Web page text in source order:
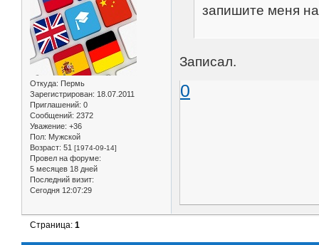
Откуда: Пермь
Зарегистрирован: 18.07.2011
Приглашений: 0
Сообщений: 2372
Уважение: +36
Пол: Мужской
Возраст: 51 [1974-09-14]
Провел на форуме:
5 месяцев 18 дней
Последний визит:
Сегодня 12:07:29
запишите меня
Записал.
0
Страница:1